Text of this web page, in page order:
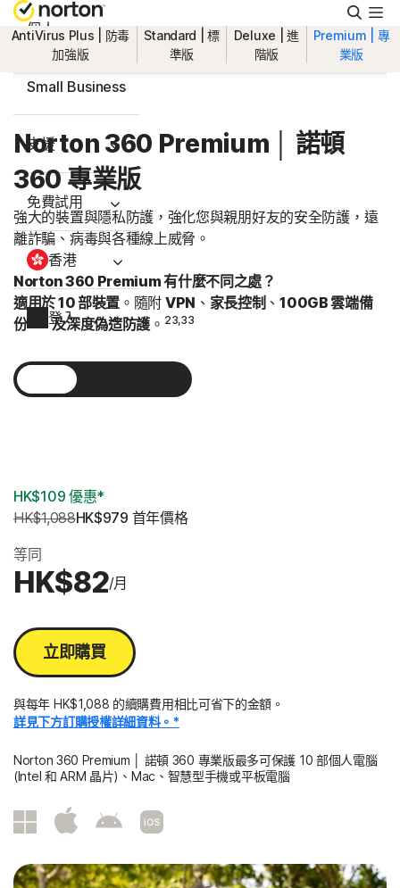
搜
尋
個人
Small Business
支援
免費試用
香港
登入
AntiVirus Plus | 防毒
加強版
Standard | 標
準版
Deluxe | 進
階版
Premium | 專
業版
Norton 360 Premium │ 諾頓
360 專業版
強大的裝置與隱私防護，強化您與親朋好友的安全防護，遠
離詐騙、病毒與各種線上威脅。
Norton 360 Premium 有什麼不同之處？
適用於 10 部裝置 。隨附 VPN 、 家長控制 、100GB 雲端備
份 ‡‡,4 及深度偽造防護 。 23,33
HK$109 優惠*
HK$1,088HK$979 首年價格
等同
HK$82/月
立即購買
與每年 HK$1,088 的續購費用相比可省下的金額。
詳見下方訂購授權詳細資料。*
Norton 360 Premium │ 諾頓 360 專業版最多可保護 10 部個人電腦
(Intel 和 ARM 晶片)、Mac、智慧型手機或平板電腦